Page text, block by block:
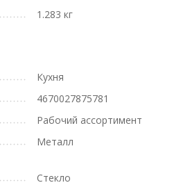
1.283 кг
Кухня
4670027875781
Рабочий ассортимент
Металл
Стекло